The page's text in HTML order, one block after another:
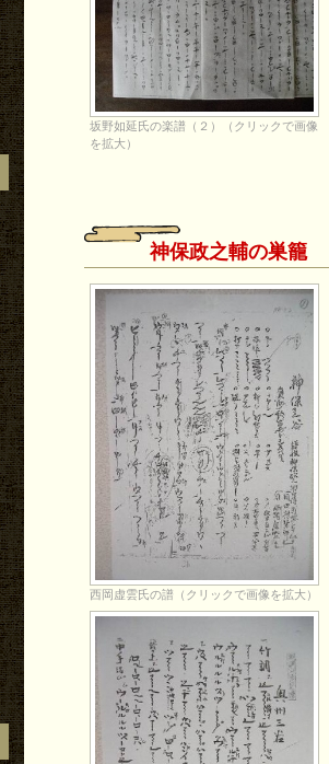
坂野如延氏の楽譜（２）（クリックで画像
を拡大）
神保政之輔の巣籠
西岡虚雲氏の譜（クリックで画像を拡大）